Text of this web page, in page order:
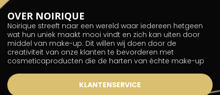
OVER NOIRIQUE
Noirique streeft naar een wereld waar iedereen hetgeen
wat hun uniek maakt mooi vindt en zich kan uiten door
middel van make-up. Dit willen wij doen door de
creativiteit van onze klanten te bevorderen met
cosmeticaproducten die de harten van échte make-up
KLANTENSERVICE